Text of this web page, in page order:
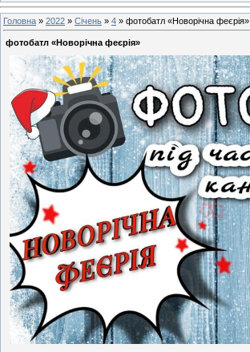
Головна » 2022 » Січень » 4 » фотобатл «Новорічна феєрія»
фотобатл «Новорічна феєрія»